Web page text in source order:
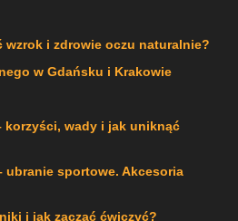
wzrok i zdrowie oczu naturalnie?
w Gdańsku i Krakowie
korzyści, wady i jak uniknąć
ubranie sportowe. Akcesoria
i jak zacząć ćwiczyć?